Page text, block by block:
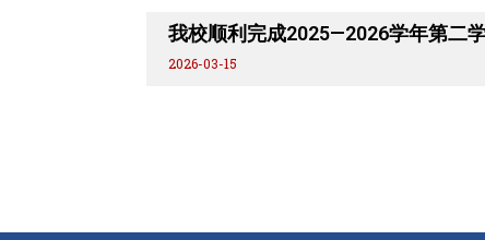
我校顺利完成2025—2026学年第二
2026-03-15